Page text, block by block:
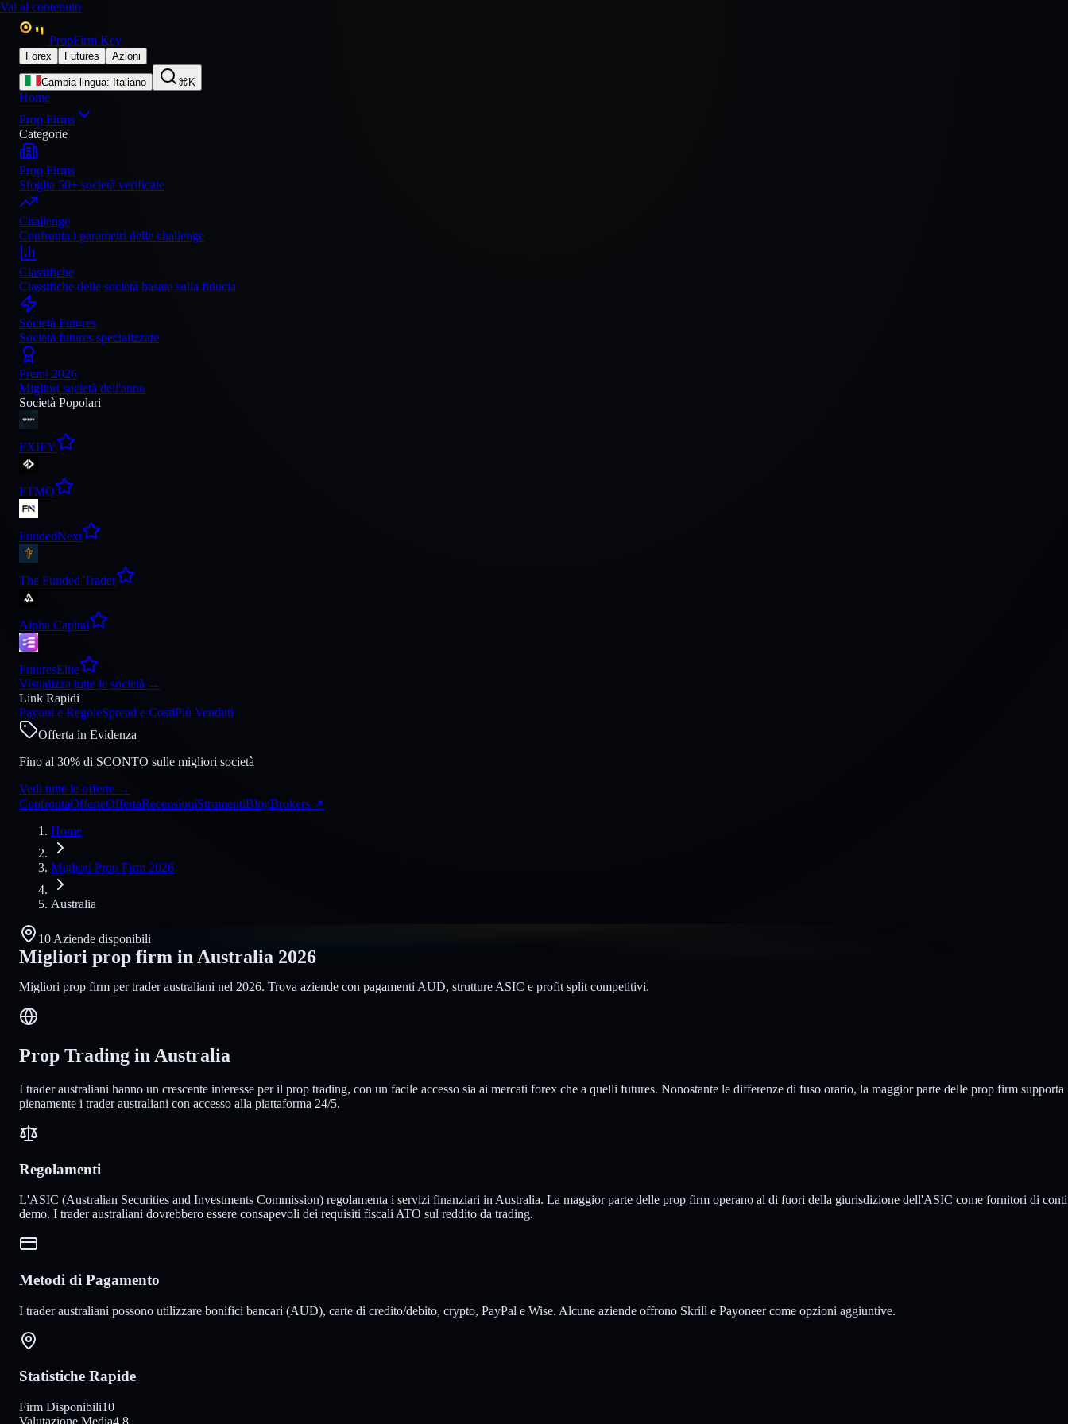
Vai al contenuto
PropFirm Key
Forex Futures Azioni
Cambia lingua: Italiano ⌘K
Home
Prop Firms
Categorie
Prop Firms
Sfoglia 50+ società verificate
Challenge
Confronta i parametri delle challenge
Classifiche
Classifiche delle società basate sulla fiducia
Società Futures
Società futures specializzate
Premi 2026
Migliori società dell'anno
Società Popolari
FXIFY
FTMO
FundedNext
The Funded Trader
Alpha Capital
FuturesElite
Visualizza tutte le società →
Link Rapidi
Payout e RegoleSpread e CostiPiù Venduti
Offerta in Evidenza
Fino al 30% di SCONTO sulle migliori società
Vedi tutte le offerte →
ConfrontaOfferteOffertaRecensioniStrumentiBlogBrokers ↗
Home
Migliori Prop Firm 2026
Australia
10 Aziende disponibili
Migliori prop firm in Australia 2026
Migliori prop firm per trader australiani nel 2026. Trova aziende con pagamenti AUD, strutture ASIC e profit split competitivi.
Prop Trading in Australia
I trader australiani hanno un crescente interesse per il prop trading, con un facile accesso sia ai mercati forex che a quelli futures. Nonostante le differenze di fuso orario, la maggior parte delle prop firm supporta
pienamente i trader australiani con accesso alla piattaforma 24/5.
Regolamenti
L'ASIC (Australian Securities and Investments Commission) regolamenta i servizi finanziari in Australia. La maggior parte delle prop firm operano al di fuori della giurisdizione dell'ASIC come fornitori di conti
demo. I trader australiani dovrebbero essere consapevoli dei requisiti fiscali ATO sul reddito da trading.
Metodi di Pagamento
I trader australiani possono utilizzare bonifici bancari (AUD), carte di credito/debito, crypto, PayPal e Wise. Alcune aziende offrono Skrill e Payoneer come opzioni aggiuntive.
Statistiche Rapide
Firm Disponibili10